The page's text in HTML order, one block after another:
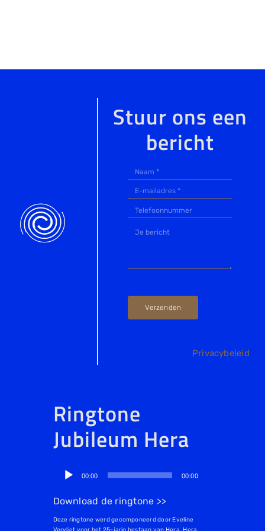
Ringtone
Jubileum Hera
Audiospeler
00:00 00:00
Download de ringtone >>
Deze ringtone werd gecomponeerd door Eveline
Vervliet voor het 25-jarig bestaan van Hera. Hera
Stuur ons een
bericht
Verzenden
Privacybeleid